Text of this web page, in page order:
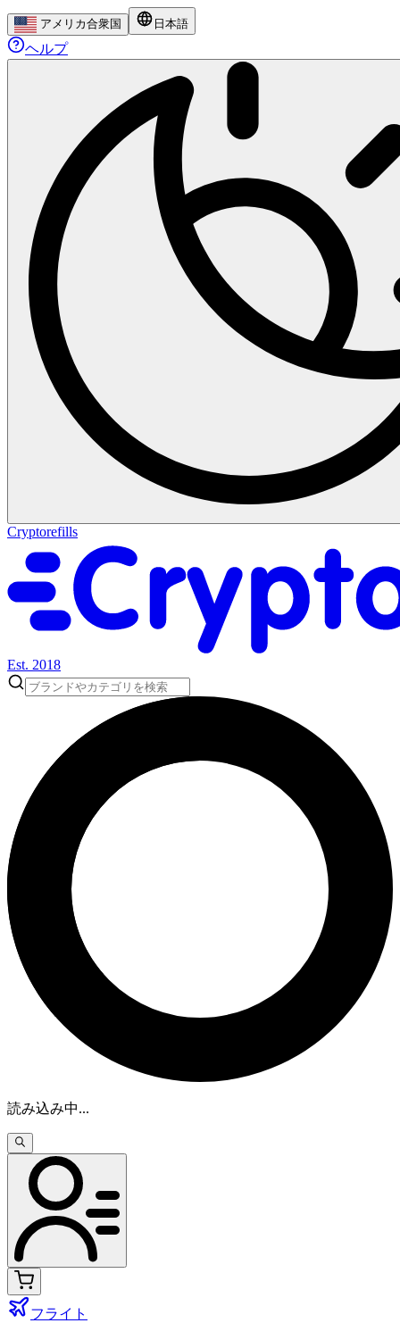
アメリカ合衆国 日本語
ヘルプ
Cryptorefills
Est. 2018
読み込み中...
フライト